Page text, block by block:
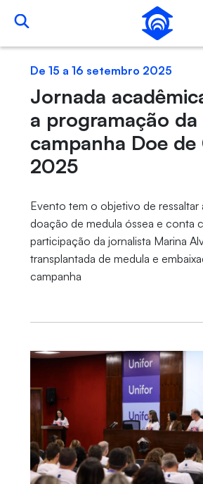
Pular para o Conteúdo principal
De 15 a 16 setembro 2025
Jornada
a programação da
campanha Doe de
2025
Evento tem o objetivo de ressaltar
doação de medula óssea e conta
participação da jornalista Marina
transplantada de medula e
campanha